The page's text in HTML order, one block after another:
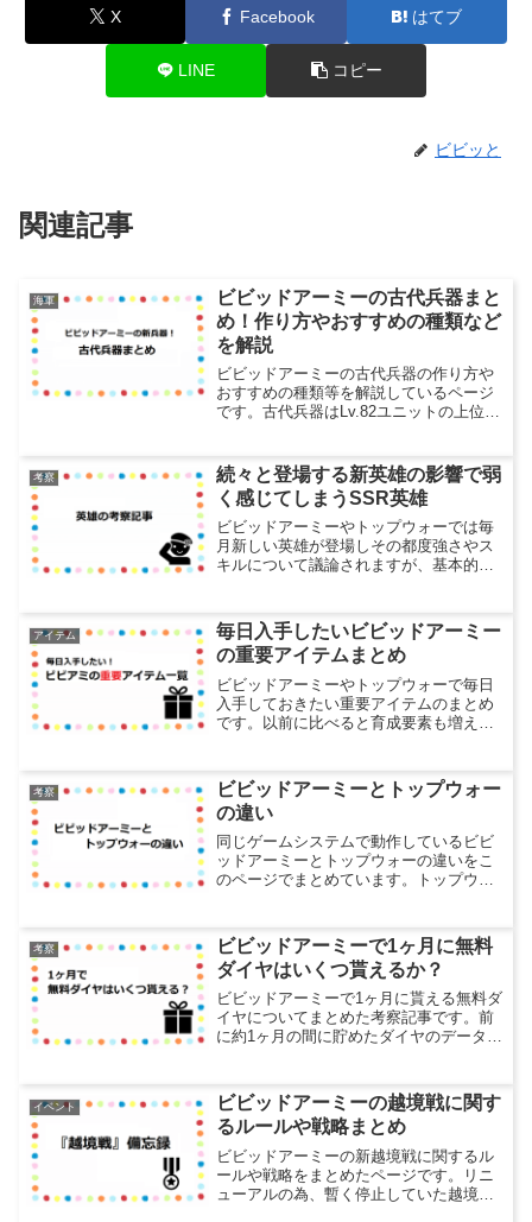
X Facebook はてブ
LINE コピー
ビビッと
関連記事
海軍
ビビッドアーミーの古代兵器まと
め！作り方やおすすめの種類など
を解説
ビビッドアーミーの古代兵器の作り方や
おすすめの種類等を解説しているページ
です。古代兵器はLv.82ユニットの上位互
攻撃回数が違ったりするのが特徴で強い
ユニットです。古代...
考察
続々と登場する新英雄の影響で弱
く感じてしまうSSR英雄
ビビッドアーミーやトップウォーでは毎
月新しい英雄が登場しその都度強さやス
キルについて議論されますが、基本的に
とめました。SSR英雄は星5のLv.120にす
るだけでも大...
アイテム
毎日入手したいビビッドアーミー
の重要アイテムまとめ
ビビッドアーミーやトップウォーで毎日
入手しておきたい重要アイテムのまとめ
です。以前に比べると育成要素も増えて
か迷うと思うので、何を収集するのが良
いか備忘録代わりに書いて...
考察
ビビッドアーミーとトップウォー
の違い
同じゲームシステムで動作しているビビ
ッドアーミーとトップウォーの違いをこ
のページでまとめています。トップウォ
りキャラクターが違ったりという部分を
除けば実際は同じ互換性の...
考察
ビビッドアーミーで1ヶ月に無料
ダイヤはいくつ貰えるか？
ビビッドアーミーで1ヶ月に貰える無料ダ
イヤについてまとめた考察記事です。前
に約1ヶ月の間に貯めたダイヤのデータを
てみました。状況にもよりますが試して
みたら1ヶ月で3万ダ...
イベント
ビビッドアーミーの越境戦に関す
るルールや戦略まとめ
ビビッドアーミーの新越境戦に関するル
ールや戦略をまとめたページです。リニ
ューアルの為、暫く停止していた越境戦